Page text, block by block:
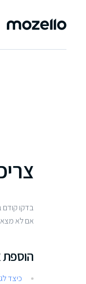
בדקו קודם
אם לא
הוספת
כיצד